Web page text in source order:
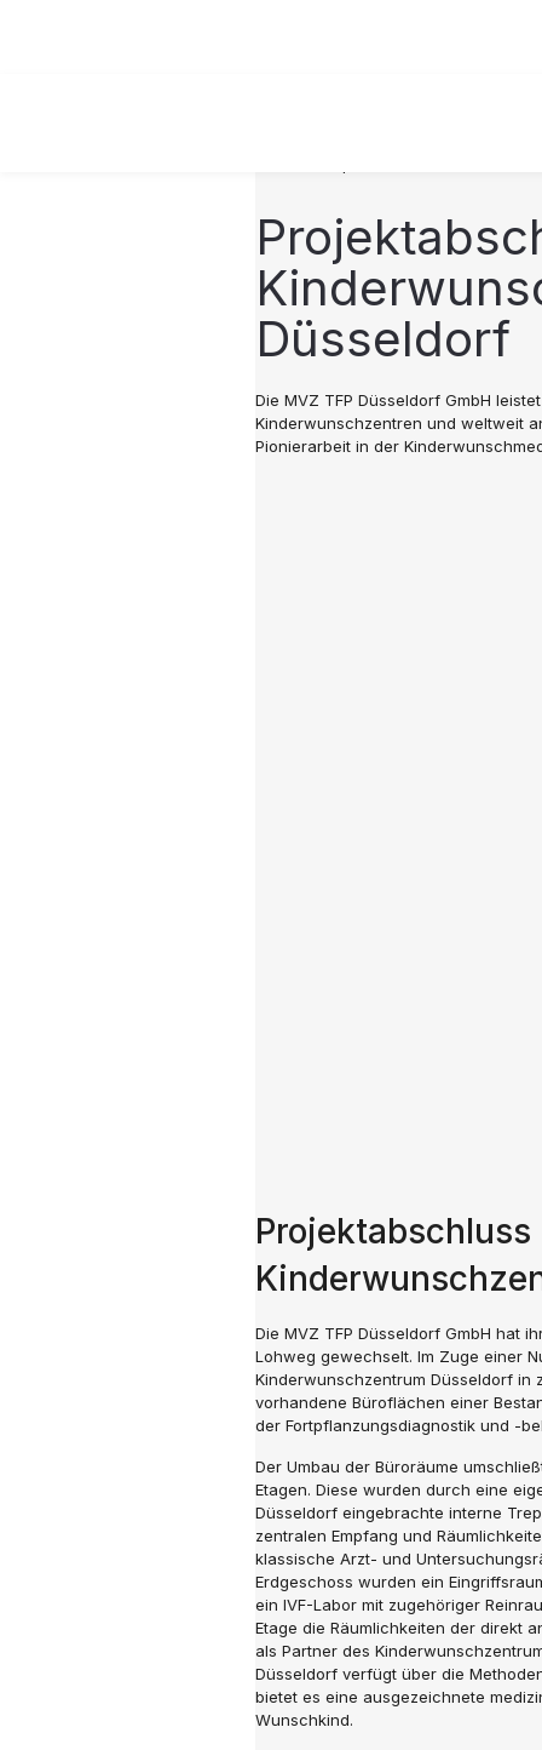
Düsseldorf
Die MVZ TFP Düsseldorf GmbH
Kinderwunschzentren und weltweit
Pionierarbeit in der
Projektabschluss
Die MVZ TFP Düsseldorf GmbH hat
Lohweg gewechselt. Im Zuge einer
Kinderwunschzentrum Düsseldorf in
vorhandene Büroflächen einer
der Fortpflanzungsdiagnostik und -
Der Umbau der Büroräume
Etagen. Diese wurden durch eine
Düsseldorf eingebrachte interne
zentralen Empfang und
klassische Arzt- und
Erdgeschoss wurden ein
ein IVF-Labor mit zugehöriger
Etage die Räumlichkeiten der direkt
als Partner des
Düsseldorf verfügt über die
bietet es eine ausgezeichnete
Wunschkind.